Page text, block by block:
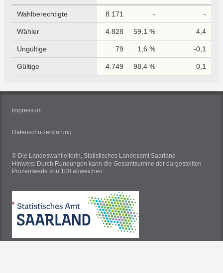
Wahlberechtigte 8.171 - -
Wähler 4.828 59,1 % 4,4
Ungültige 79 1,6 % -0,1
Gültige 4.749 98,4 % 0,1
Impressum
Datenschutzerklärung
© Die Landeswahlleiterin, Statistisches Landesamt Saarland
Hinweis: Durch Rundungen kann die Gesamtsumme der dargestellten
Prozentwerte von 100 abweichen.